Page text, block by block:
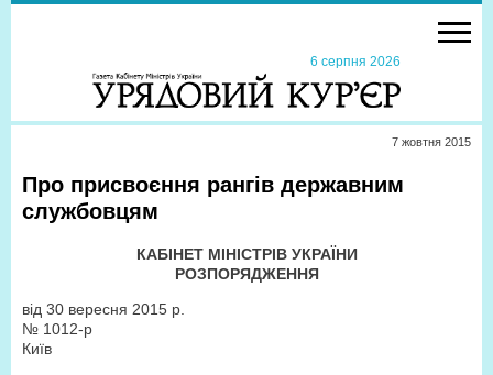
6 серпня 2026
7 жовтня 2015
Про присвоєння рангів державним
службовцям
КАБІНЕТ МІНІСТРІВ УКРАЇНИ
РОЗПОРЯДЖЕННЯ
від 30 вересня 2015 р.
№ 1012-р
Київ